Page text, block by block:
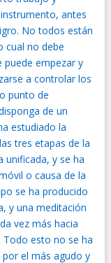
antes
No todos están
cual no debe
puede empezar y
a controlar los
punto de
de un
estudiado la
tres etapas de la
unificada, y se ha
o causa de la
se ha producido
y una meditación
vez más hacia
Todo esto no se ha
el más agudo y